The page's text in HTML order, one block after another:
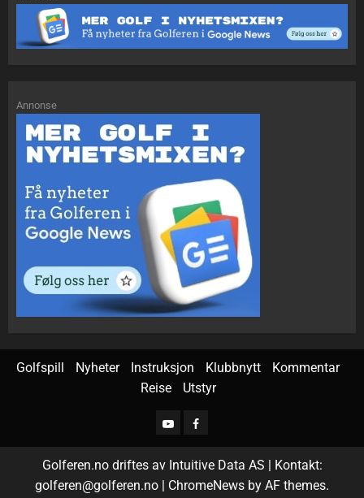
Annonse
Golfspill Nyheter Instruksjon Klubbnytt
Kommentar
Reise
Utstyr
Golferen.no driftes av Intuitive Data AS | Kontakt:
golferen@golferen.no
ChromeNews by AF themes.